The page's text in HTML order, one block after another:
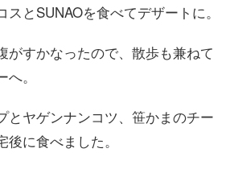
とSUNAOを食べてデザートに。
がすかなったので、散歩も兼ねて
。
とヤゲンナンコツ、笹かまのチー
に食べました。